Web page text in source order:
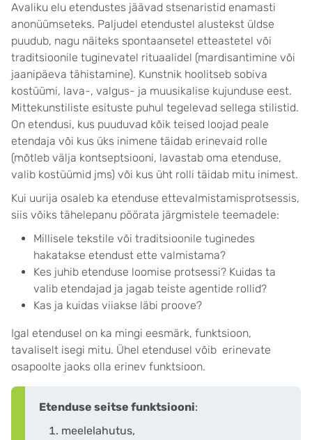
Avaliku elu etendustes jäävad stsenaristid enamasti
anonüümseteks. Paljudel etendustel alustekst üldse
puudub, nagu näiteks spontaansetel etteastetel või
traditsioonile tuginevatel rituaalidel (mardisantimine või
jaanipäeva tähistamine). Kunstnik hoolitseb sobiva
kostüümi, lava-, valgus- ja muusikalise kujunduse eest.
Mittekunstiliste esituste puhul tegelevad sellega stilistid.
On etendusi, kus puuduvad kõik teised loojad peale
etendaja või kus üks inimene täidab erinevaid rolle
(mõtleb välja kontseptsiooni, lavastab oma etenduse,
valib kostüümid jms) või kus üht rolli täidab mitu inimest.
Kui uurija osaleb ka etenduse ettevalmistamisprotsessis,
siis võiks tähelepanu pöörata järgmistele teemadele:
Millisele tekstile või traditsioonile tuginedes
hakatakse etendust ette valmistama?
Kes juhib etenduse loomise protsessi? Kuidas ta
valib etendajad ja jagab teiste agentide rollid?
Kas ja kuidas viiakse läbi proove?
Igal etendusel on ka mingi eesmärk, funktsioon,
tavaliselt isegi mitu. Ühel etendusel võib erinevate
osapoolte jaoks olla erinev funktsioon.
Etenduse seitse funktsiooni:
meelelahutus,